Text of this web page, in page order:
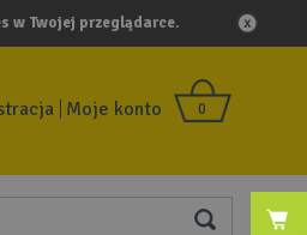
w Twojej przeglądarce.
0
Moje konto